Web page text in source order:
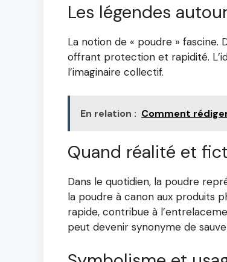
Les légendes
La notion de « poudre »
offrant protection et rapidité.
l’imaginaire collectif.
En relation : Comment
Quand réalité et
Dans le quotidien, la poudre
la poudre à canon aux produits
rapide, contribue à
peut devenir synonyme de